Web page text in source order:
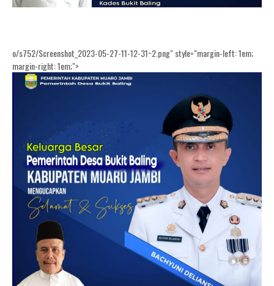
o/s752/Screenshot_2023-05-27-11-12-31~2.png" style="margin-left: 1em;
margin-right: 1em;">